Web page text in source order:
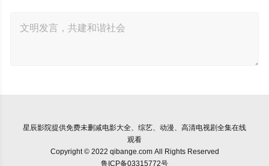
星辰影院提供免费未删减电影大全、综艺、动漫、高清电视剧全集在线
观看
Copyright © 2022 qibange.com All Rights Reserved
鲁ICP备03315772号